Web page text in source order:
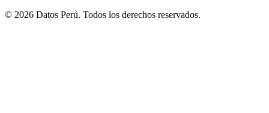
© 2026 Datos Perú. Todos los derechos reservados.